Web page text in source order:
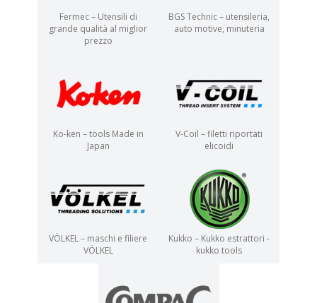
Fermec – Utensili di
grande qualità al miglior
prezzo
BGS Technic – utensileria,
auto motive, minuteria
Ko-ken – tools Made in
Japan
V-Coil – filetti riportati
elicoidi
VÖLKEL – maschi e filiere
VÖLKEL
Kukko – Kukko estrattori -
kukko tools